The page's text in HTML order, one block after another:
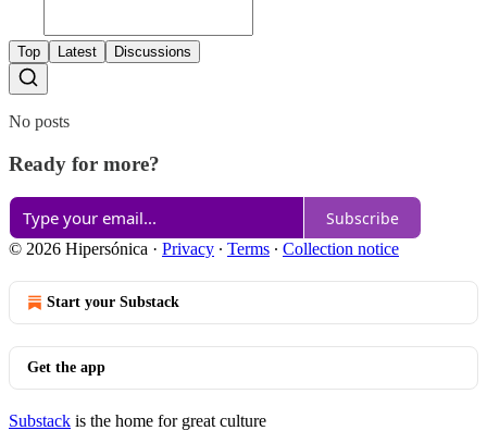
Top Latest Discussions
No posts
Ready for more?
Subscribe
© 2026 Hipersónica · Privacy ∙ Terms ∙ Collection notice
Start your Substack
Get the app
Substack is the home for great culture